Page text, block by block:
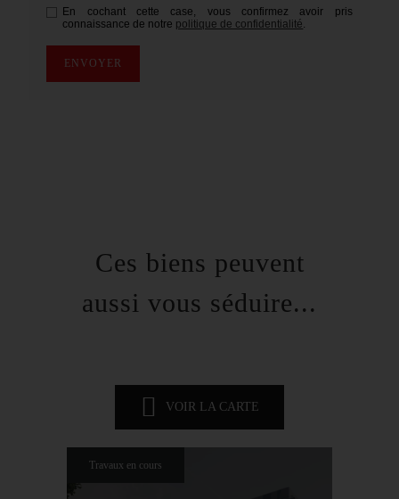
En cochant cette case, vous confirmez avoir pris
connaissance de notre politique de confidentialité
ENVOYER
Ces biens peuvent
aussi vous séduire...
VOIR LA CARTE
Travaux en cours